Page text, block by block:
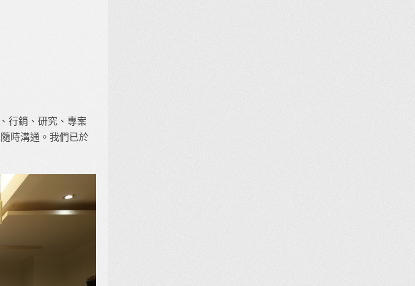
行銷、研究、專案
時溝通。我們已於